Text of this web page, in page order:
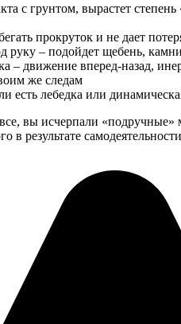
с грунтом, вырастет
прокруток и не дает
– подойдет щебень,
– движение вперед-назад,
же следам
есть лебедка или
вы исчерпали
результате